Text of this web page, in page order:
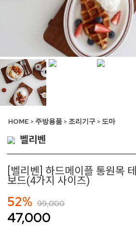
HOME > 주방용품 > 조리기구 > 도마
벨리벤
[벨리벤] 하드메이플 통원목
보드(4가지 사이즈)
52% 99,000
47,000